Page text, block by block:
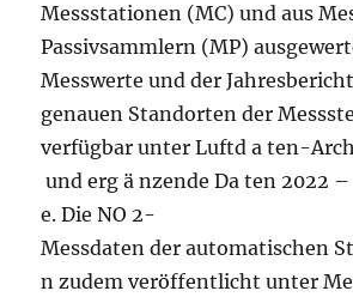
Messstationen (MC) und aus
Passivsammlern (MP)
Messwerte und der
genauen Standorten der
verfügbar unter Luftd a ten-
und erg ä nzende Da ten 2022
e. Die NO 2-
Messdaten der automatischen
n zudem veröffentlicht unter